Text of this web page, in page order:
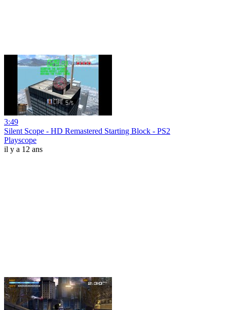
3:49
Silent Scope - HD Remastered Starting Block - PS2
Playscope
il y a 12 ans